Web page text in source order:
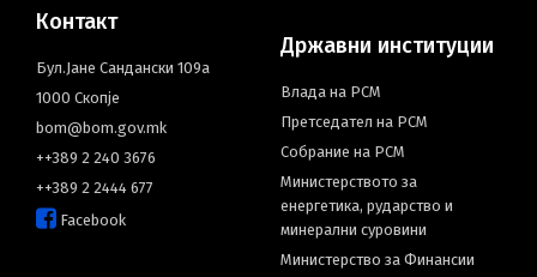
Контакт
Бул.Јане Сандански 109а
1000 Скопје
bom@bom.gov.mk
++389 2 240 3676
++389 2 2444 677
Facebook
Државни институции
Влада на РСМ
Претседател на РСМ
Собрание на РСМ
Министерството за
енергетика, рударство и
минерални суровини
Министерство за Финансии